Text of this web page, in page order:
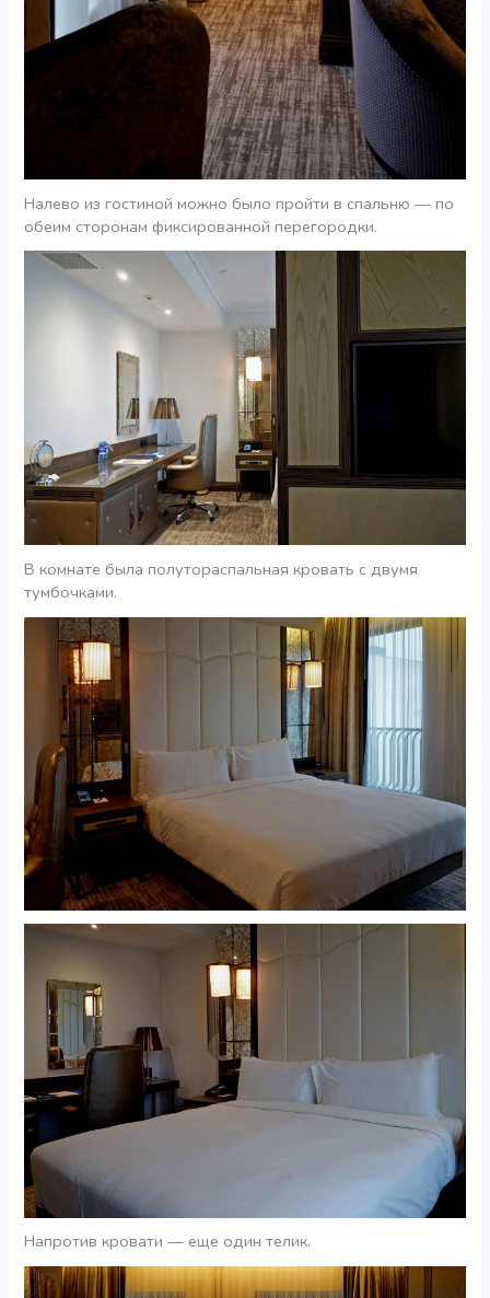
Налево из гостиной можно было пройти в спальню — по
обеим сторонам фиксированной перегородки.
В комнате была полутораспальная кровать с двумя
тумбочками.
Напротив кровати — еще один телик.